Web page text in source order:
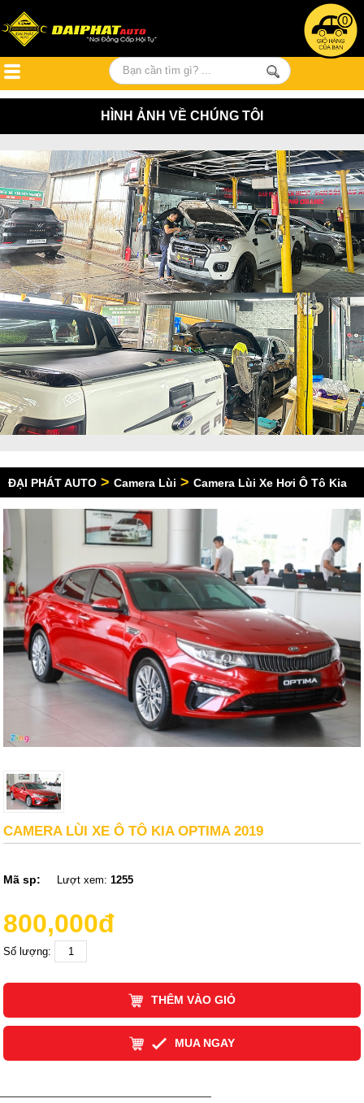
0
HÌNH ẢNH VỀ CHÚNG TÔI
ĐẠI PHÁT AUTO > Camera Lùi > Camera Lùi Xe Hơi Ô Tô Kia
CAMERA LÙI XE Ô TÔ KIA OPTIMA 2019
Mã sp: Lượt xem:1255
800,000đ
Số lượng:
THÊM VÀO GIỎ
MUA NGAY